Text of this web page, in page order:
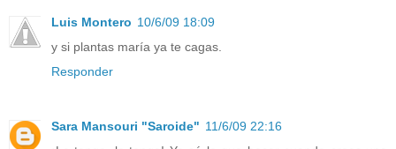
Luis Montero 10/6/09 18:09
y si plantas maría ya te cagas.
Responder
Sara Mansouri "Saroide" 11/6/09 22:16